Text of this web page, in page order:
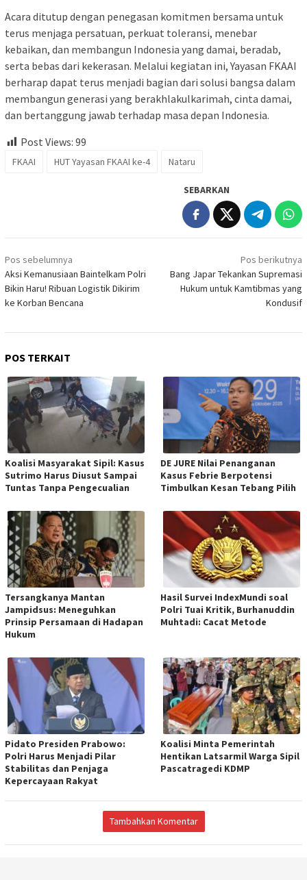
Acara ditutup dengan penegasan komitmen bersama untuk
terus menjaga persatuan, perkuat toleransi, menebar
kebaikan, dan membangun Indonesia yang damai, beradab,
serta bebas dari kekerasan. Melalui kegiatan ini, Yayasan FKAAI
berharap dapat terus menjadi bagian dari solusi bangsa dalam
membangun generasi yang berakhlakulkarimah, cinta damai,
dan bertanggung jawab terhadap masa depan Indonesia.
Post Views: 99
FKAAI HUT Yayasan FKAAI ke-4 Nataru
SEBARKAN
Navigasi
pos
Pos sebelumnya
Aksi Kemanusiaan Baintelkam Polri
Bikin Haru! Ribuan Logistik Dikirim
ke Korban Bencana
Pos berikutnya
Bang Japar Tekankan Supremasi
Hukum untuk Kamtibmas yang
Kondusif
POS TERKAIT
Koalisi Masyarakat Sipil: Kasus
Sutrimo Harus Diusut Sampai
Tuntas Tanpa Pengecualian
DE JURE Nilai Penanganan
Kasus Febrie Berpotensi
Timbulkan Kesan Tebang Pilih
Tersangkanya Mantan
Jampidsus: Meneguhkan
Prinsip Persamaan di Hadapan
Hukum
Hasil Survei IndexMundi soal
Polri Tuai Kritik, Burhanuddin
Muhtadi: Cacat Metode
Pidato Presiden Prabowo:
Polri Harus Menjadi Pilar
Stabilitas dan Penjaga
Kepercayaan Rakyat
Koalisi Minta Pemerintah
Hentikan Latsarmil Warga Sipil
Pascatragedi KDMP
Tambahkan Komentar